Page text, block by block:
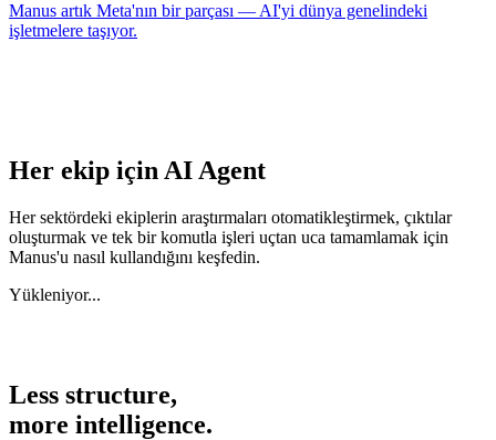
Manus artık Meta'nın bir parçası — AI'yi dünya genelindeki
işletmelere taşıyor.
Her ekip için AI Agent
Her sektördeki ekiplerin araştırmaları otomatikleştirmek, çıktılar
oluşturmak ve tek bir komutla işleri uçtan uca tamamlamak için
Manus'u nasıl kullandığını keşfedin.
Yükleniyor...
Less structure,
more intelligence.